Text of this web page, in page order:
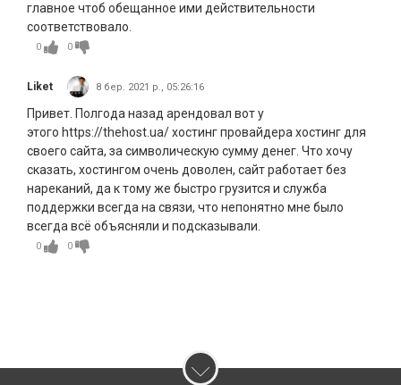
главное чтоб обещанное ими действительности
соответствовало.
0 0
Liket 8 бер. 2021 р., 05:26:16
Привет. Полгода назад арендовал вот у
этого https://thehost.ua/ хостинг провайдера хостинг для
своего сайта, за символическую сумму денег. Что хочу
сказать, хостингом очень доволен, сайт работает без
нареканий, да к тому же быстро грузится и служба
поддержки всегда на связи, что непонятно мне было
всегда всё объясняли и подсказывали.
0 0